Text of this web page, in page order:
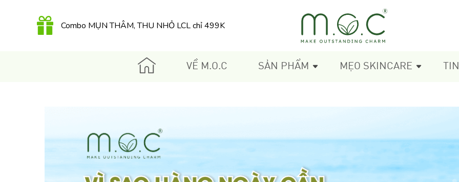
QUÀ TẶNG 350K khi mua Kem dưỡng Retinol
hữu cơ 30Gr
VỀ M.O.C SẢN PHẨM MẸO SKINCARE